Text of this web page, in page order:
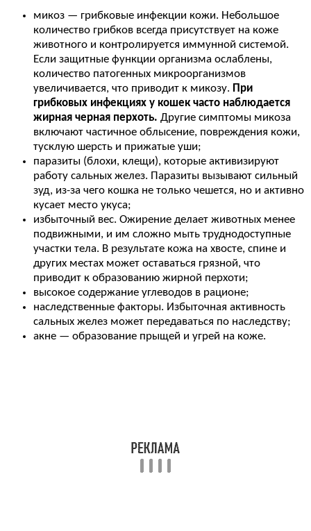
микоз — грибковые инфекции кожи. Небольшое
количество грибков всегда присутствует на коже
животного и контролируется иммунной системой.
Если защитные функции организма ослаблены,
количество патогенных микроорганизмов
увеличивается, что приводит к микозу. При
грибковых инфекциях у кошек часто наблюдается
жирная черная перхоть. Другие симптомы микоза
включают частичное облысение, повреждения кожи,
тусклую шерсть и прижатые уши;
паразиты (блохи, клещи), которые активизируют
работу сальных желез. Паразиты вызывают сильный
зуд, из-за чего кошка не только чешется, но и активно
кусает место укуса;
избыточный вес. Ожирение делает животных менее
подвижными, и им сложно мыть труднодоступные
участки тела. В результате кожа на хвосте, спине и
других местах может оставаться грязной, что
приводит к образованию жирной перхоти;
высокое содержание углеводов в рационе;
наследственные факторы. Избыточная активность
сальных желез может передаваться по наследству;
акне — образование прыщей и угрей на коже.